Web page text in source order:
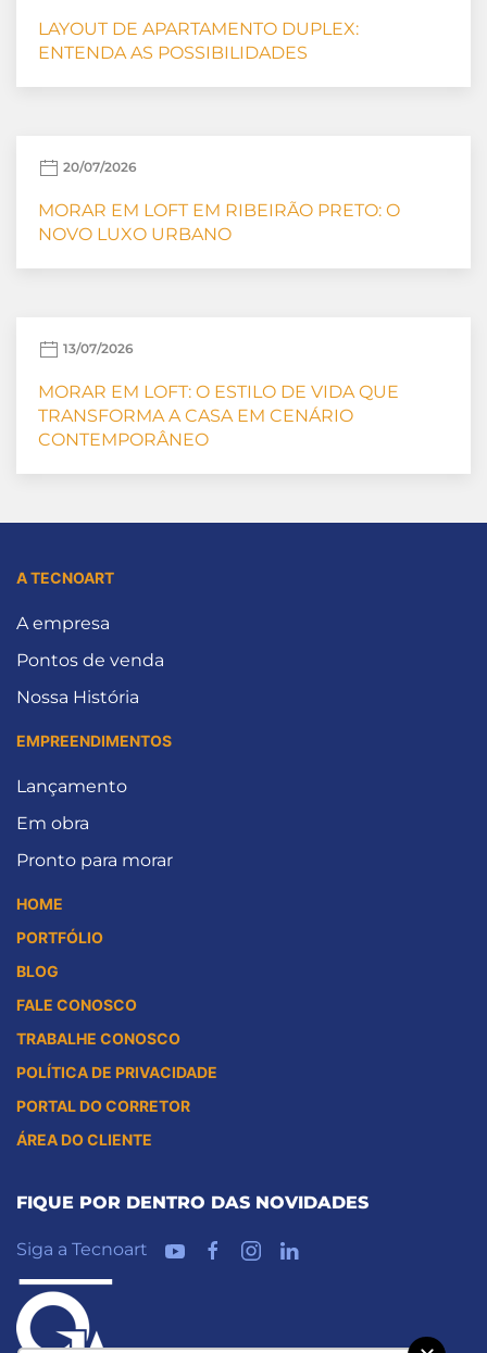
LAYOUT DE APARTAMENTO DUPLEX:
ENTENDA AS POSSIBILIDADES
20/07/2026
MORAR EM LOFT EM RIBEIRÃO PRETO: O
NOVO LUXO URBANO
13/07/2026
MORAR EM LOFT: O ESTILO DE VIDA QUE
TRANSFORMA A CASA EM CENÁRIO
CONTEMPORÂNEO
A TECNOART
A empresa
Pontos de venda
Nossa História
EMPREENDIMENTOS
Lançamento
Em obra
Pronto para morar
HOME
PORTFÓLIO
BLOG
FALE CONOSCO
TRABALHE CONOSCO
POLÍTICA DE PRIVACIDADE
PORTAL DO CORRETOR
ÁREA DO CLIENTE
FIQUE POR DENTRO DAS NOVIDADES
Siga a Tecnoart